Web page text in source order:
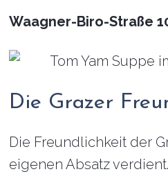
Waagner-Biro-Straße
Die Grazer
Die Freundlichkeit der
eigenen Absatz